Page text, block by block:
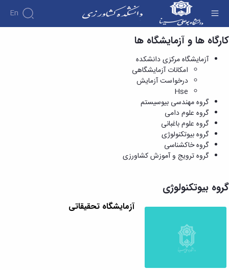
En
گروه بیوتکنولوژی - دانشکده کشاورزی
کارگاه ها و آزمایشگاه ها
آزمایشگاه مرکزی دانشکده
امکانات آزمایشگاهی
درخواست آزمایش
Hse
گروه مهندسی بیوسیستم
گروه علوم دامی
گروه علوم باغبانی
گروه بیوتکنولوژی
گروه خاکشناسی
گروه ترویج و آموزش کشاورزی
گروه بیوتکنولوژی
آزمایشگاه تحقیقاتی